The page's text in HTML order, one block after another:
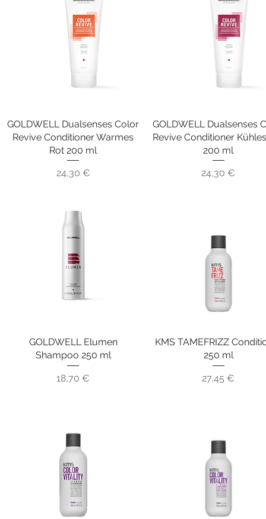
Schnellansicht
GOLDWELL Dualsenses Color
Revive Conditioner Warmes
Rot 200 ml
Preis
24,30 €
Schnellansicht
GOLDWELL Dualsenses
Revive Conditioner
200 ml
Preis
24,30 €
Schnellansicht
GOLDWELL Elumen
Shampoo 250 ml
Preis
18,70 €
Schnellansicht
KMS TAMEFRIZZ
250 ml
Preis
27,45 €